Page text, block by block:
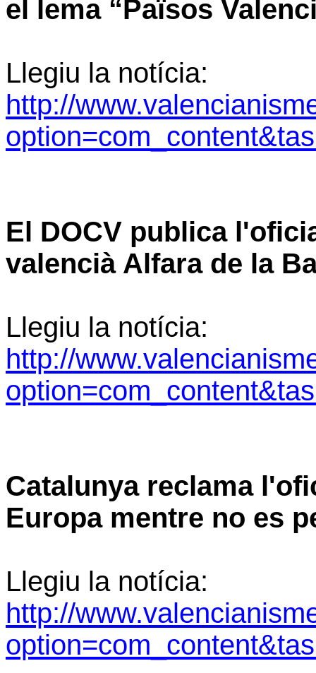
el lema “Països
Llegiu la notícia:
http://
El DOCV publica
valencià Alfara de la
Llegiu la notícia:
http://
Catalunya reclama
Europa mentre no es
Llegiu la notícia:
http://